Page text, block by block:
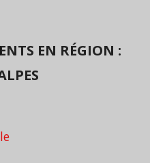
EN RÉGION :